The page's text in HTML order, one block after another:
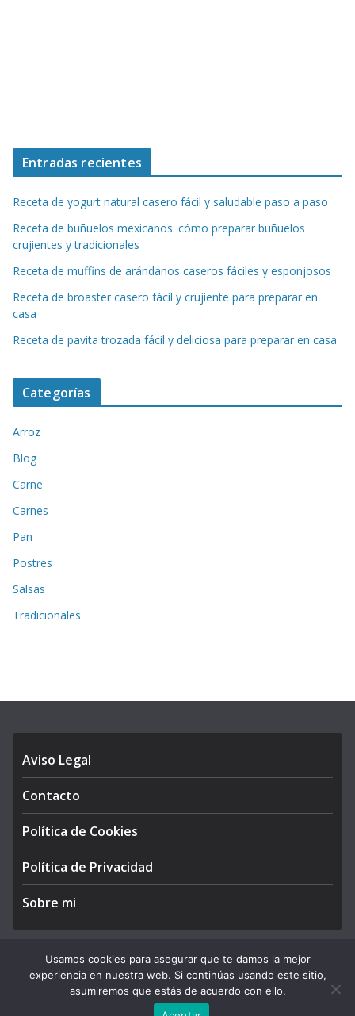
Entradas recientes
Receta de yogurt natural casero fácil y saludable paso a paso
Receta de buñuelos mexicanos: cómo preparar buñuelos
crujientes y tradicionales
Receta de muffins de arándanos caseros fáciles y esponjosos
Receta de broaster casero fácil y crujiente para preparar en
casa
Receta de pavita trozada fácil y deliciosa para preparar en casa
Categorías
Arroz
Blog
Carne
Carnes
Pan
Postres
Salsas
Tradicionales
Aviso Legal
Contacto
Política de Cookies
Política de Privacidad
Sobre mi
Copyright © 2026APEGA Perú. All rights reserved.
by ThemeGrill. Powered by
Usamos cookies para asegurar que te damos la mejor
experiencia en nuestra web. Si continúas usando este sitio,
asumiremos que estás de acuerdo con ello.